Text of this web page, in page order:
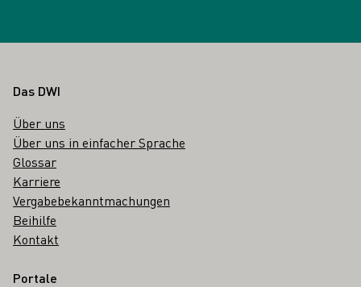
Fußbereich
Das DWI
Über uns
Über uns in einfacher Sprache
Glossar
Karriere
Vergabebekanntmachungen
Beihilfe
Kontakt
Portale